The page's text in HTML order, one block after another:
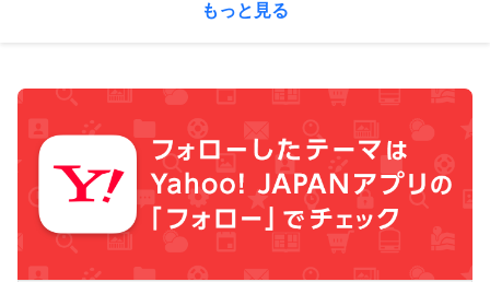
もっと見る